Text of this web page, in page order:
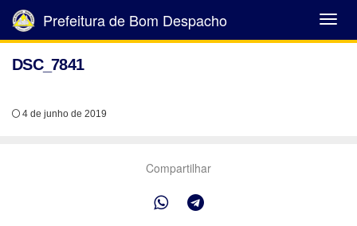
Abrir
Menu
Prefeitura de Bom Despacho
DSC_7841
4 de junho de 2019
Compartilhar